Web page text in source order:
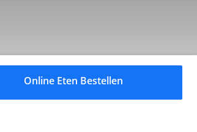
Sashimi Combi menu
Online Eten Bestellen